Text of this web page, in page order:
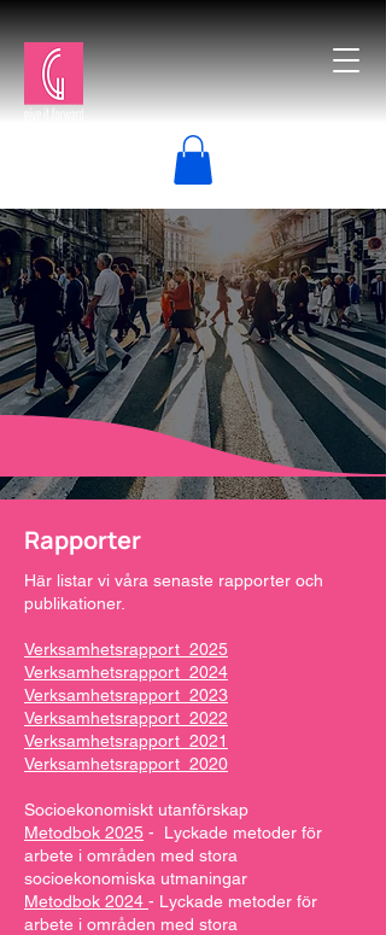
Rapporter
Här listar vi våra senaste rapporter och
publikationer.
Verksamhetsrapport_2025
Verksamhetsrapport_2024
Verksamhetsrapport_2023
Verksamhetsrapport_2022
Verksamhetsrapport_2021
Verksamhetsrapport_2020
Socioekonomiskt utanförskap
Metodbok 2025 - Lyckade metoder för
arbete i områden med stora
socioekonomiska utmaningar
Metodbok 2024 - Lyckade metoder för
arbete i områden med stora